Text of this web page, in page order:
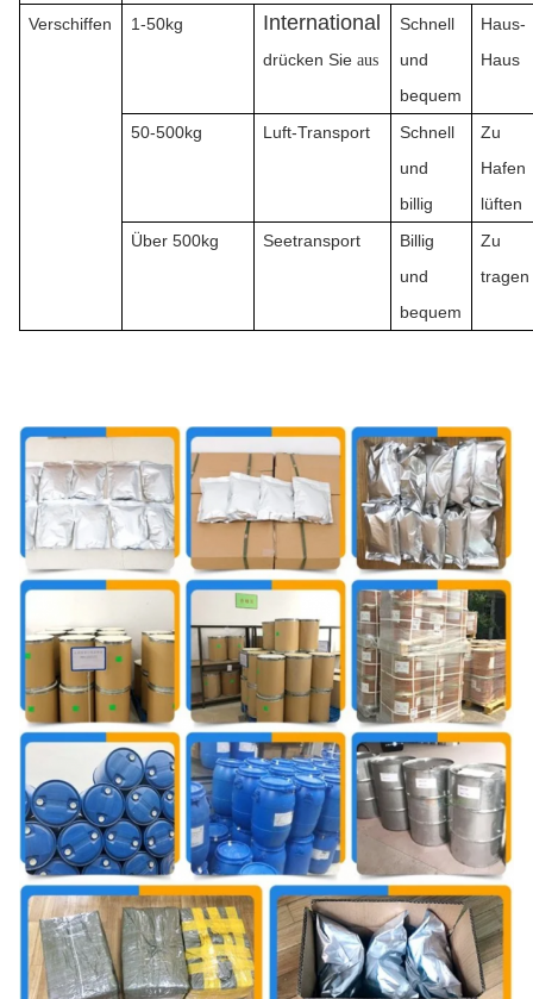
Verschiffen
1-50kg International
drücken Sie aus
Schnell
und
bequem
Haus-
Haus
50-500kg Luft-Transport
Schnell
und
billig
Zu
Hafen
lüften
Über 500kg
Seetransport
Billig
und
bequem
Zu
tragen